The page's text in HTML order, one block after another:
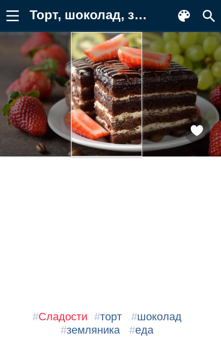
Торт, шоколад, земляника, еда Фото
#Сладости #торт #шоколад
#земляника #еда